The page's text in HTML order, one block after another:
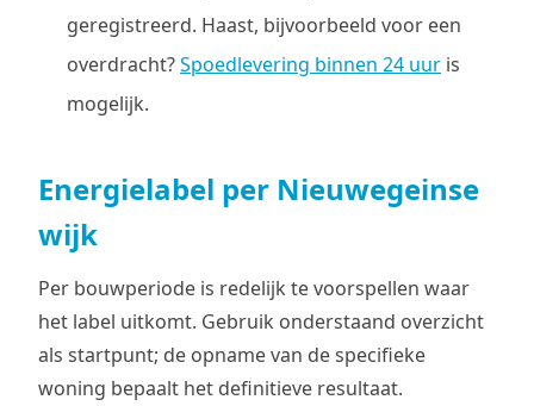
geregistreerd. Haast, bijvoorbeeld voor een
overdracht?Spoedlevering binnen 24 uur is
mogelijk.
Energielabel per Nieuwegeinse
wijk
Per bouwperiode is redelijk te voorspellen waar
het label uitkomt. Gebruik onderstaand overzicht
als startpunt; de opname van de specifieke
woning bepaalt het definitieve resultaat.